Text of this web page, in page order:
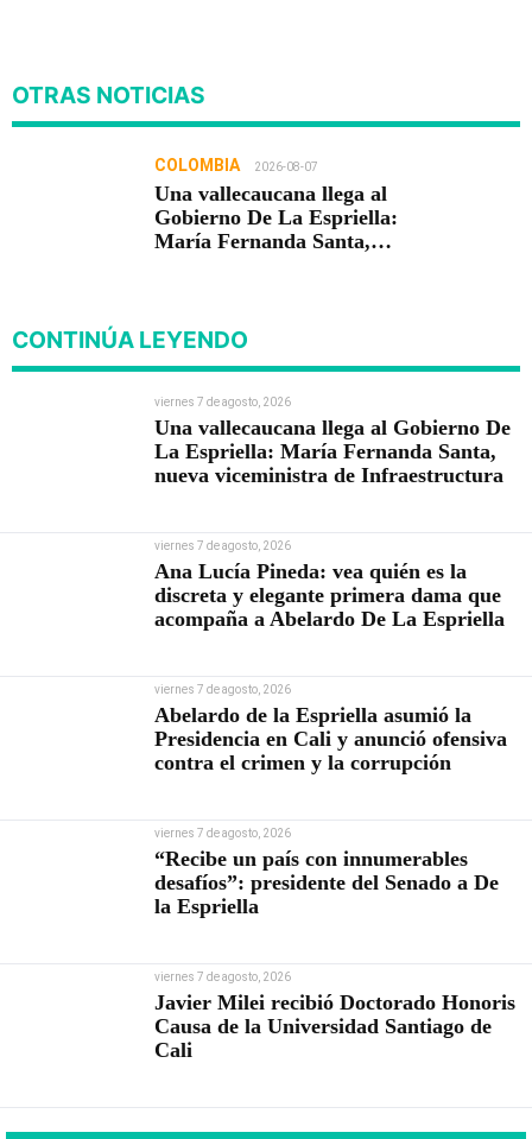
OTRAS NOTICIAS
COLOMBIA 2026-08-07
Una vallecaucana llega al
Gobierno De La Espriella:
María Fernanda Santa,
CONTINÚA LEYENDO
viernes 7 de agosto, 2026
Una vallecaucana llega al Gobierno De
La Espriella: María Fernanda Santa,
nueva viceministra de Infraestructura
viernes 7 de agosto, 2026
Ana Lucía Pineda: vea quién es la
discreta y elegante primera dama que
acompaña a Abelardo De La Espriella
viernes 7 de agosto, 2026
Abelardo de la Espriella asumió la
Presidencia en Cali y anunció ofensiva
contra el crimen y la corrupción
viernes 7 de agosto, 2026
“Recibe un país con innumerables
desafíos”: presidente del Senado a De
la Espriella
viernes 7 de agosto, 2026
Javier Milei recibió Doctorado Honoris
Causa de la Universidad Santiago de
Cali